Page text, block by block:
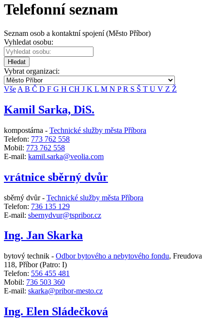
Telefonní seznam
Seznam osob a kontaktní spojení (Město Příbor)
Vyhledat osobu:
Hledat
Vybrat organizaci:
Vše A B Č D F G H CH J K L M N PR S Š T U V Z Ž
Kamil Sarka, DiS.
kompostárna - Technické služby města Příbora
Telefon: 773 762 558
Mobil: 773 762 558
E-mail: kamil.sarka@veolia.com
vrátnice sběrný dvůr
sběrný dvůr - Technické služby města Příbora
Telefon: 736 135 129
E-mail: sbernydvur@tspribor.cz
Ing. Jan Skarka
bytový technik - Odbor bytového a nebytového fondu, Freudova
118, Příbor(Patro: I)
Telefon: 556 455 481
Mobil: 736 503 360
E-mail: skarka@pribor-mesto.cz
Ing. Elen Sládečková